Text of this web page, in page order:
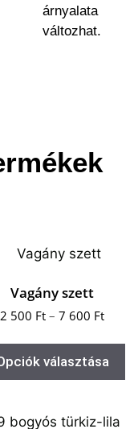
árnyalata
változhat.
Vagány szett
2 500 Ft – 7 600 Ft
választása